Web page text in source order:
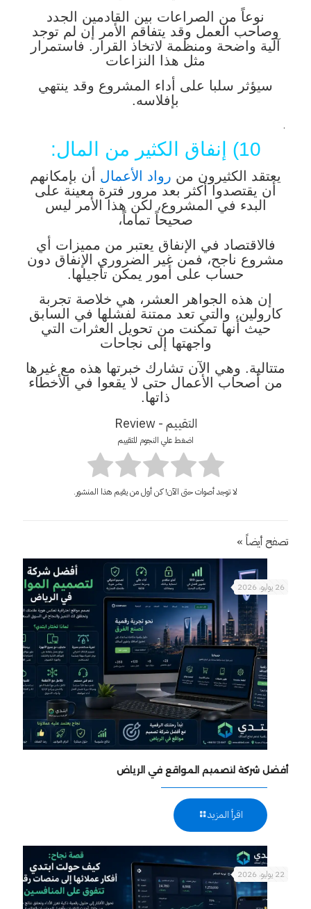
نوعاً من الصراعات بين القادمين الجدد
وصاحب العمل وقد يتفاقم الأمر إن لم توجد
آلية واضحة ومنظمة لاتخاذ القرار. فاستمرار
مثل هذا النزاعات
سيؤثر سلبا على أداء المشروع وقد ينتهي
بإفلاسه.
.
10) إنفاق الكثير من المال:
يعتقد الكثيرون من رواد الأعمال أن بإمكانهم
أن يقتصدوا أكثر بعد مرور فترة معينة على
البدء في المشروع، لكن هذا الأمر ليس
صحيحاً تماماً،
فالاقتصاد في الإنفاق يعتبر من مميزات أي
مشروع ناجح، فمن غير الضروري الإنفاق دون
حساب على أمور يمكن تأجيلها.
إن هذه الجواهر العشر، هي خلاصة تجربة
كارولين، والتي تعد ممتنة لفشلها في السابق
حيث أنها تمكنت من تحويل العثرات التي
واجهتها إلى نجاحات
متتالية. وهي الآن تشارك خبرتها هذه مع غيرها
من أصحاب الأعمال حتى لا يقعوا في الأخطاء
ذاتها.
التقييم - Review
اضغط علي النجوم للتقييم
لا توجد أصوات حتى الآن! كن أول من يقيم هذا المنشور.
تصفح أيضاً »
26 يوليو، 2026
أفضل شركة لتصميم المواقع في الرياض
اقرأ المزيد
22 يوليو، 2026